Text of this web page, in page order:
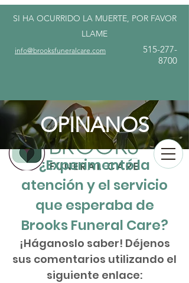
SI HA OCURRIDO LA MUERTE, POR FAVOR
LLAME
info@brooksfuneralcare.com
515-277-
8700
OPINANOS
¿Experimentó la
atención y el servicio
que esperaba de
Brooks Funeral Care?
¡Háganoslo saber! Déjenos
sus comentarios utilizando el
siguiente enlace: